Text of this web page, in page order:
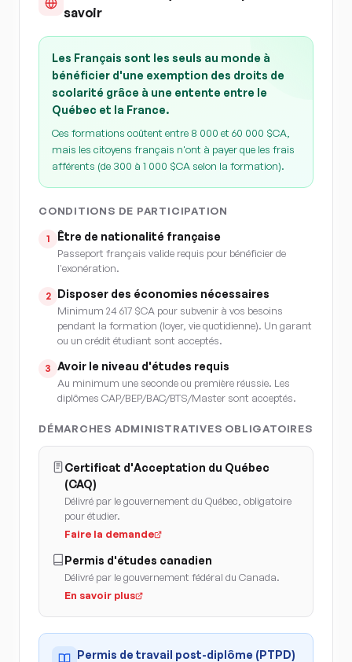
savoir
Les Français sont les seuls au monde à
bénéficier d'une exemption des droits de
scolarité grâce à une entente entre le
Québec et la France.
Ces formations coûtent entre 8 000 et 60 000 $CA,
mais les citoyens français n'ont à payer que les frais
afférents (de 300 à 1 000 $CA selon la formation).
CONDITIONS DE PARTICIPATION
1 Être de nationalité française
Passeport français valide requis pour bénéficier de
l'exonération.
2 Disposer des économies nécessaires
Minimum 24 617 $CA pour subvenir à vos besoins
pendant la formation (loyer, vie quotidienne). Un garant
ou un crédit étudiant sont acceptés.
3 Avoir le niveau d'études requis
Au minimum une seconde ou première réussie. Les
diplômes CAP/BEP/BAC/BTS/Master sont acceptés.
DÉMARCHES ADMINISTRATIVES OBLIGATOIRES
Certificat d'Acceptation du Québec
(CAQ)
Délivré par le gouvernement du Québec, obligatoire
pour étudier.
Faire la demande
Permis d'études canadien
Délivré par le gouvernement fédéral du Canada.
En savoir plus
Permis de travail post-diplôme (PTPD)